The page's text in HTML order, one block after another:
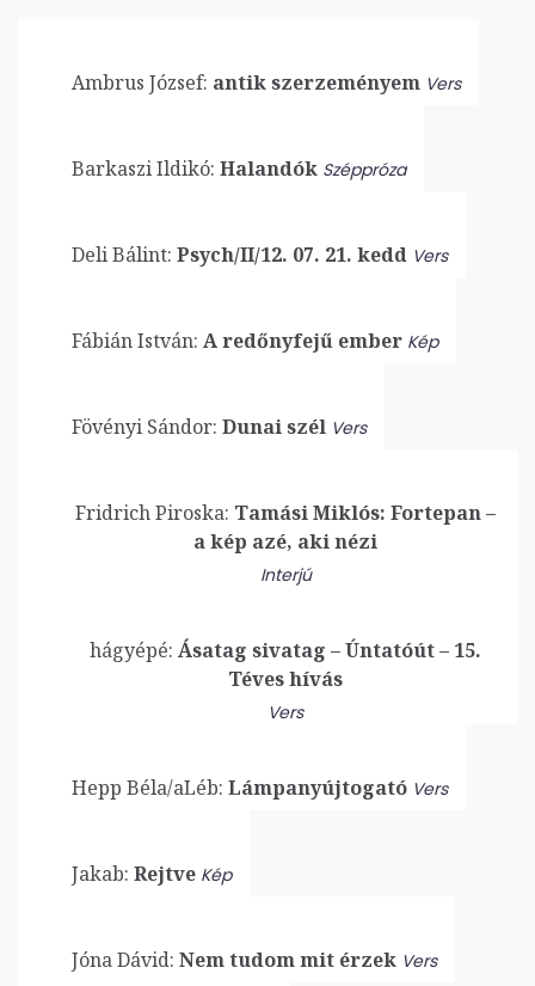
Ambrus József: antik szerzeményem Vers
Barkaszi Ildikó: Halandók Széppróza
Deli Bálint: Psych/II/12. 07. 21. kedd Vers
Fábián István: A redőnyfejű ember Kép
Fövényi Sándor: Dunai szél Vers
Fridrich Piroska: Tamási Miklós: Fortepan –
a kép azé, aki nézi
Interjú
hágyépé: Ásatag sivatag – Úntatóút – 15.
Téves hívás
Vers
Hepp Béla/aLéb: Lámpanyújtogató Vers
Jakab: Rejtve Kép
Jóna Dávid: Nem tudom mit érzek Vers